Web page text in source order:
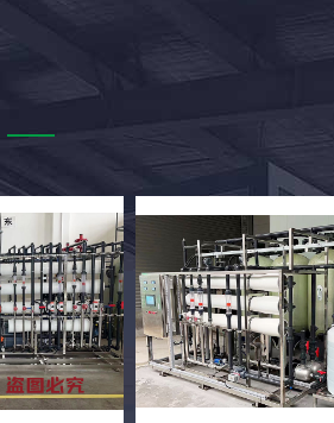
专业售后 贴心服
专业售前客服，为您提供产
价，实体工厂更多让利给客